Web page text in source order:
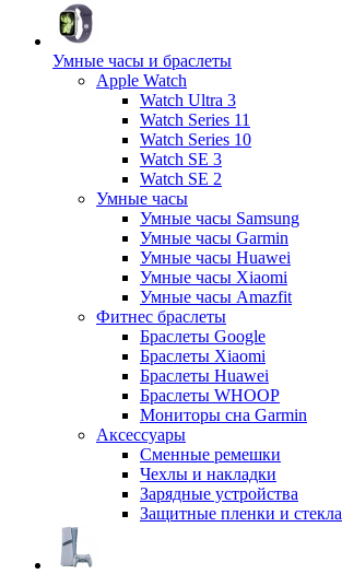
Умные часы и браслеты
Apple Watch
Watch Ultra 3
Watch Series 11
Watch Series 10
Watch SE 3
Watch SE 2
Умные часы
Умные часы Samsung
Умные часы Garmin
Умные часы Huawei
Умные часы Xiaomi
Умные часы Amazfit
Фитнес браслеты
Браслеты Google
Браслеты Xiaomi
Браслеты Huawei
Браслеты WHOOP
Мониторы сна Garmin
Аксессуары
Сменные ремешки
Чехлы и накладки
Зарядные устройства
Защитные пленки и стекла